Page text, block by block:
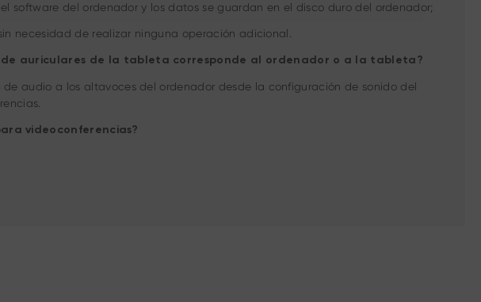
software del ordenador y los datos se guardan en el disco duro del ordenador;
necesidad de realizar ninguna operación adicional.
de auriculares de la tableta corresponde al ordenador o a la tableta?
audio a los altavoces del ordenador desde la configuración de sonido del
videoconferencias?